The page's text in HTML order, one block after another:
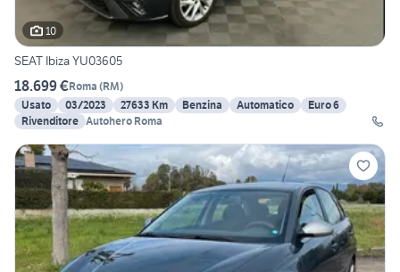
10
SEAT Ibiza YU03605
18.699 €Roma (RM)
Usato
03/2023 27633 Km Benzina Automatico
Euro 6
Rivenditore Autohero Roma